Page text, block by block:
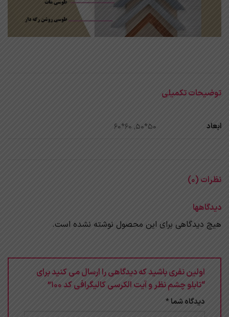
توضیحات تکمیلی
ابعاد 50*50, 60*60
نظرات (0)
دیدگاهها
هیچ دیدگاهی برای این محصول نوشته نشده است.
اولین نفری باشید که دیدگاهی را ارسال می کنید برای
“تابلو چشم نظر و آیت الکرسی کالیگرافی کد 100”
دیدگاه شما *